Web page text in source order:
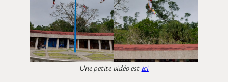
Une petite vidéo est ici